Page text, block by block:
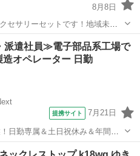
8月8日
セサリーセットです！地域未登
お断りします
セサリー ペアリング
遣社員≫電子部品系工場で
オペレーター 日勤
提携サイト 7月21日
日勤専属＆土日祝休み＆年間休
カー通勤OK＆無料駐車場あり
その他